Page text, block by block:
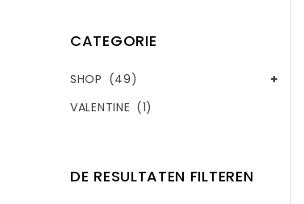
CATEGORIE
SHOP (49)
VALENTINE (1)
DE RESULTATEN FILTEREN